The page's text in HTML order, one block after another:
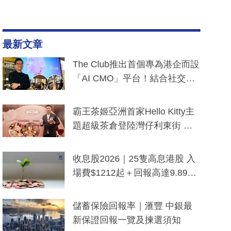
最新文章
The Club推出首個專為港企而設
「AI CMO」平台！結合社交聆
分鐘生成「貼地」宣傳短片
霸王茶姬亞洲首家Hello Kitty主
題超級茶倉登陸灣仔利東街 推
y及香港限定特調系列
收息股2026｜25隻高息港股 入
場費$1212起＋回報高達9.89
儲蓄保險回報率｜滙豐 中銀最
新保證回報一覽及揀選須知